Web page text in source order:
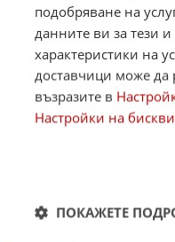
Германия
дефицита
Германската
индустрията
Цената на
подобряване на
данните ви за тези
характеристики на
доставчици може да
възразите в
Настройки на
ПОКАЖЕТЕ